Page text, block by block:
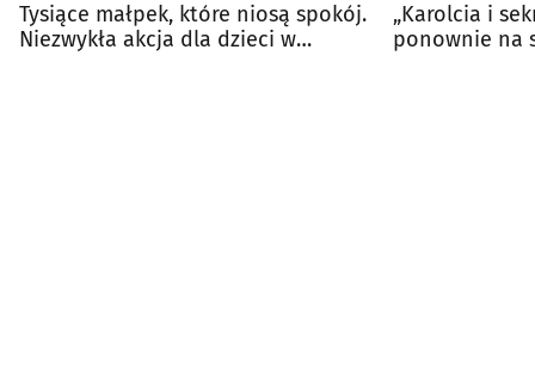
Tysiące małpek, które niosą spokój.
Niezwykła akcja dla dzieci w
„Karolcia i
ponownie na